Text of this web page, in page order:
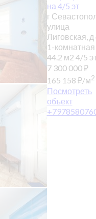
на 4/5 эт
г
улица
Лиговская, д
1-комнатная
44.2 м2 4/5
7 300 000₽
165 158 ₽/м2
Посмотреть
объект